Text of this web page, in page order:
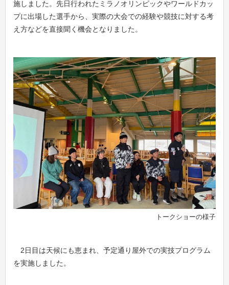
施しました。先日行われたミラノオリンピックやワールドカッ
プに出場した選手から、実際の大会での経験や競技に対する考
え方などを直接聞く機会となりました。
トークショーの様子
2日目は天候にも恵まれ、予定通り屋外での実技プログラム
を実施しました。